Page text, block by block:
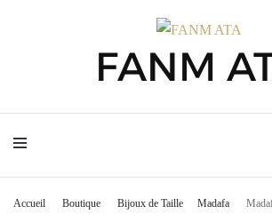
FANM
FANM ATA
Accueil Boutique Bijoux de Taille Madafa